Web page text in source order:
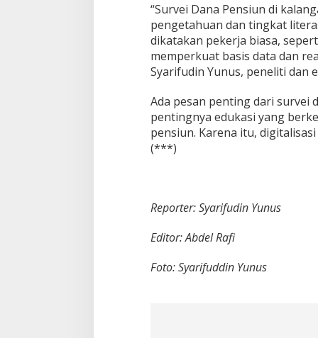
“Survei Dana Pensiun di
pengetahuan dan tingkat
dikatakan pekerja biasa,
memperkuat basis data dan
Syarifudin Yunus, peneliti dan
Ada pesan penting dari survei
pentingnya edukasi yang
pensiun. Karena itu,
(***)
Reporter: Syarifudin Yunus
Editor: Abdel Rafi
Foto: Syarifuddin Yunus